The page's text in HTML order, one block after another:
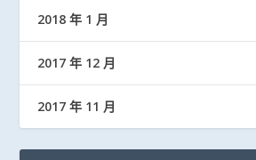
2018 年 1 月
2017 年 12 月
2017 年 11 月